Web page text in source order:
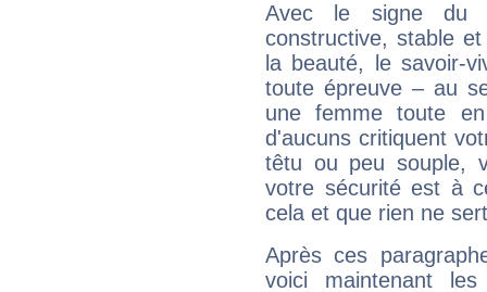
Avec le signe du
constructive, stable
la beauté, le savoir-
toute épreuve – au
une femme toute
d'aucuns critiquent
têtu ou peu souple,
votre sécurité est à
cela et que rien ne
Après ces
voici maintenant